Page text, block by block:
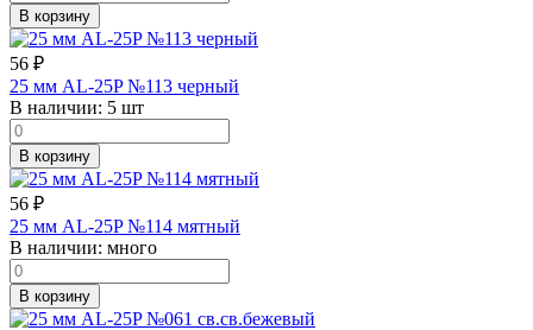
В корзину
56 ₽
25 мм AL-25P №113 черный
В наличии: 5 шт
В корзину
56 ₽
25 мм AL-25P №114 мятный
В наличии: много
В корзину